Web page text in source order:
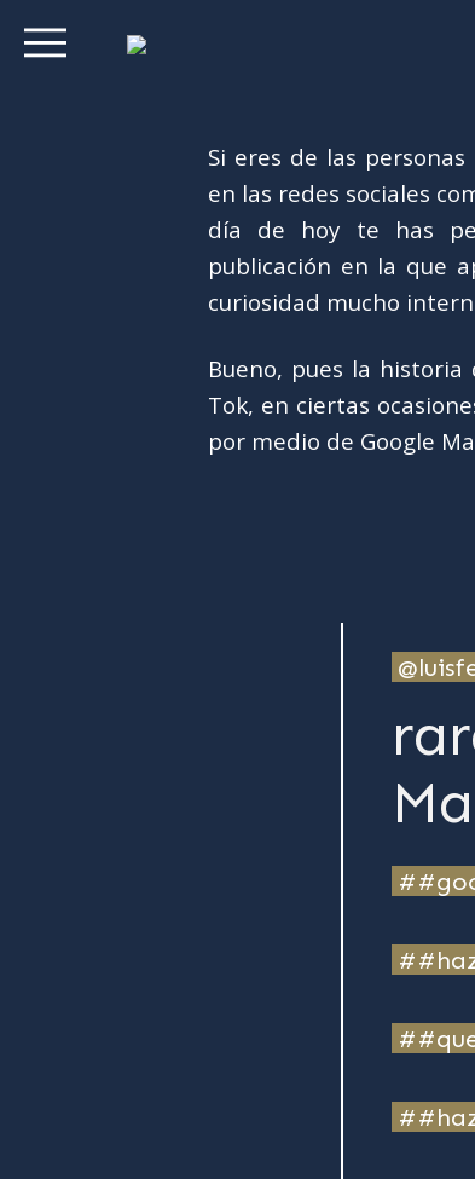
Si eres de las
en las redes sociales
día de hoy te has
publicación en la que
curiosidad mucho
Bueno, pues la
Tok, en ciertas
por medio de Google